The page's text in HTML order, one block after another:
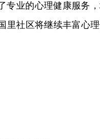
专业的心理健康服务
里社区将继续丰富心